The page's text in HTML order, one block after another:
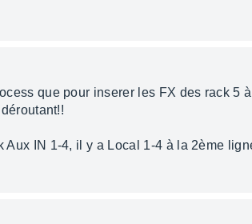
que pour inserer les FX des rack 5
IN 1-4, il y a Local 1-4 à la 2ème